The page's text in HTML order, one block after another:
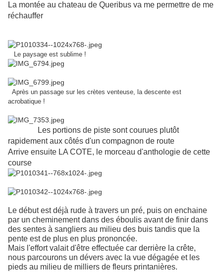
La montée au chateau de Queribus va me permettre de me
réchauffer
Le paysage est sublime !
Après un passage sur les crètes venteuse, la descente est
acrobatique !
Les portions de piste sont courues plutôt
rapidement aux côtés d'un compagnon de route
Arrive ensuite LA COTE, le morceau d'anthologie de cette
course
Le début est déjà rude à travers un pré, puis on enchaine
par un cheminement dans des éboulis avant de finir dans
des sentes à sangliers au milieu des buis tandis que la
pente est de plus en plus prononcée.
Mais l'effort valait d'être effectuée car derrière la crête,
nous parcourons un dévers avec la vue dégagée et les
pieds au milieu de milliers de fleurs printanières.